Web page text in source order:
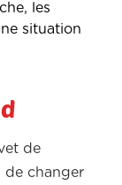
les
situation
de
de changer